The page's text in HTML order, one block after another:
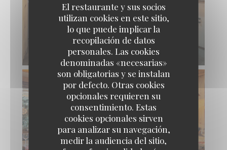
El restaurante y sus socios
utilizan cookies en este sitio,
lo que puede implicar la
recopilación de datos
personales. Las cookies
denominadas «necesarias»
son obligatorias y se instalan
por defecto. Otras cookies
opcionales requieren su
consentimiento. Estas
cookies opcionales sirven
para analizar su navegación,
medir la audiencia del sitio,